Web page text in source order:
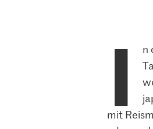
I
n
mit